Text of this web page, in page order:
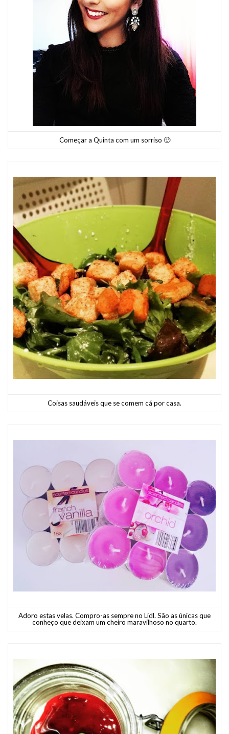
Começar a Quinta com um sorriso 🙂
Coisas saudáveis que se comem cá por casa.
Adoro estas velas. Compro-as sempre no Lidl. São as únicas que
conheço que deixam um cheiro maravilhoso no quarto.